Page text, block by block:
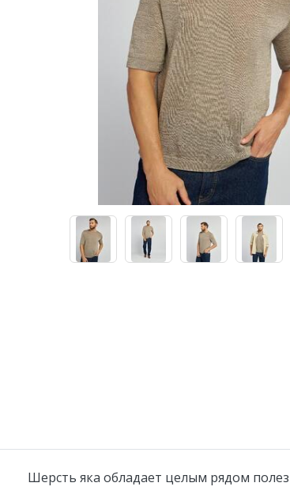
Шерсть яка обладает целым рядом
Шорты шерстяные
Наколенники из шерсти
Воротники шерстяные
Шапки из шерсти
Шарфы шерстяные
Пончо женское